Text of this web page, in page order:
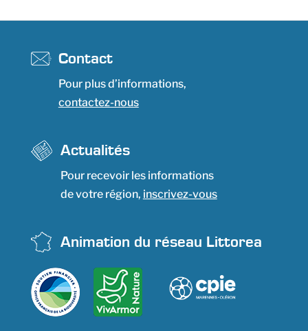
Contact
Pour plus d’informations,
contactez-nous
Actualités
Pour recevoir les informations
de votre région, inscrivez-vous
Animation du réseau Littorea